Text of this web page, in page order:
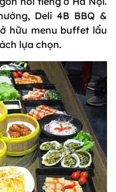
Deli 4B BBQ &
hữu menu buffet lẩu
lựa chọn.